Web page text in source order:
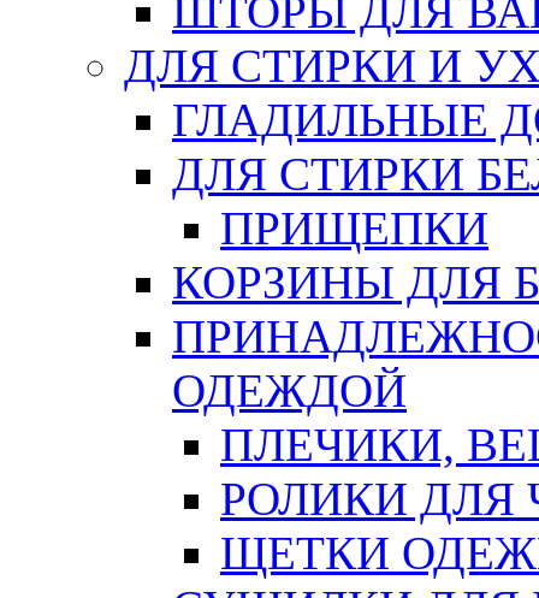
ШТОРЫ ДЛЯ
ДЛЯ СТИРКИ И
ГЛАДИЛЬНЫЕ
ДЛЯ СТИРКИ
ПРИЩЕПКИ
КОРЗИНЫ ДЛЯ
ОДЕЖДОЙ
ПЛЕЧИКИ,
РОЛИКИ ДЛЯ
ЩЕТКИ